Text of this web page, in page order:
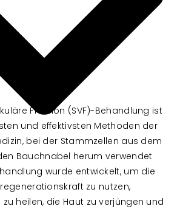
Fraktion (SVF)-Behandlung ist
und effektivsten Methoden der
bei der Stammzellen aus dem
Bauchnabel herum verwendet
wurde entwickelt, um die
zu nutzen,
heilen, die Haut zu verjüngen und